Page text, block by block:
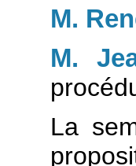
M.
M.
La